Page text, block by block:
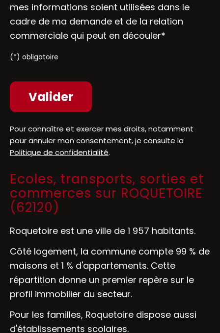
mes informations soient utilisées dans le
cadre de ma demande et de la relation
commerciale qui peut en découler*
(*) obligatoire
Pour connaître et exercer mes droits, notamment
pour annuler mon consentement, je consulte la
Politique de confidentialité.
Ecoles, transports, sorties et
commerces sur ROQUETOIRE
(62120)
Roquetoire est une ville de 1 957 habitants.
Côté logement, la commune compte 99 % de
maisons et 1 % d'appartements. Cette
répartition donne un premier repère sur le
profil immobilier du secteur.
Pour les familles, Roquetoire dispose aussi
d'établissements scolaires.